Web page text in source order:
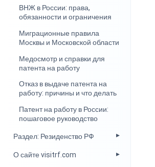
ВНЖ в России: права,
обязанности и ограничения
Миграционные правила
Москвы и Московской области
Медосмотр и справки для
патента на работу
Отказ в выдаче патента на
работу: причины и что делать
Патент на работу в России:
пошаговое руководство
Раздел: Резиденство РФ
О сайте visitrf.com